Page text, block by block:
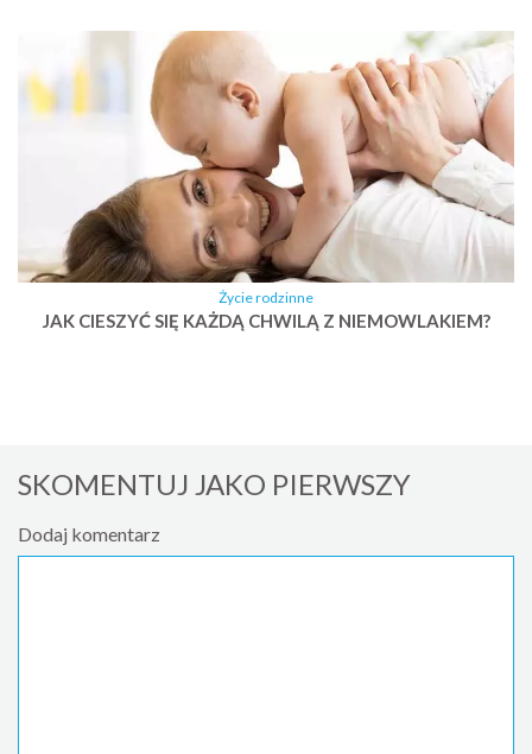
Życie rodzinne
JAK CIESZYĆ SIĘ KAŻDĄ CHWILĄ Z NIEMOWLAKIEM?
SKOMENTUJ JAKO PIERWSZY
Dodaj komentarz